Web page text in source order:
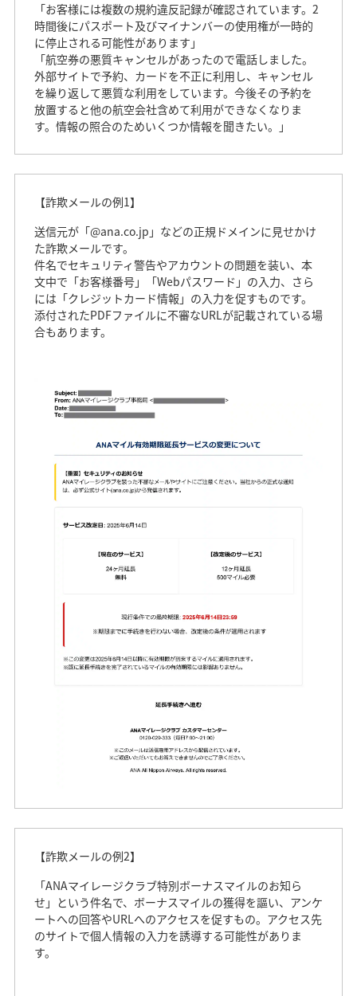
「お客様には複数の規約違反記録が確認されています。2
時間後にパスポート及びマイナンバーの使用権が一時的
に停止される可能性があります」
「航空券の悪質キャンセルがあったので電話しました。
外部サイトで予約、カードを不正に利用し、キャンセル
を繰り返して悪質な利用をしています。今後その予約を
放置すると他の航空会社含めて利用ができなくなりま
す。情報の照合のためいくつか情報を聞きたい。」
【詐欺メールの例1】
送信元が「@ana.co.jp」などの正規ドメインに見せかけ
た詐欺メールです。
件名でセキュリティ警告やアカウントの問題を装い、本
文中で「お客様番号」「Webパスワード」の入力、さら
には「クレジットカード情報」の入力を促すものです。
添付されたPDFファイルに不審なURLが記載されている場
合もあります。
【詐欺メールの例2】
「ANAマイレージクラブ特別ボーナスマイルのお知ら
せ」という件名で、ボーナスマイルの獲得を謳い、アンケ
ートへの回答やURLへのアクセスを促すもの。アクセス先
のサイトで個人情報の入力を誘導する可能性がありま
す。